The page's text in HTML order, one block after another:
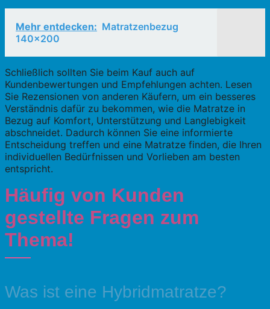
Mehr entdecken: Matratzenbezug
140x200
Schließlich sollten Sie beim Kauf auch auf
Kundenbewertungen und Empfehlungen achten. Lesen
Sie Rezensionen von anderen Käufern, um ein besseres
Verständnis dafür zu bekommen, wie die Matratze in
Bezug auf Komfort, Unterstützung und Langlebigkeit
abschneidet. Dadurch können Sie eine informierte
Entscheidung treffen und eine Matratze finden, die Ihren
individuellen Bedürfnissen und Vorlieben am besten
entspricht.
Häufig von Kunden
gestellte Fragen zum
Thema!
Was ist eine Hybridmatratze?